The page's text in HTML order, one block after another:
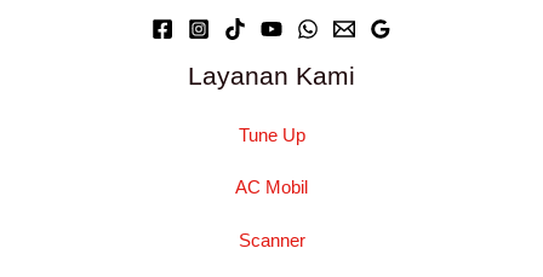
Layanan Kami
Tune Up
AC Mobil
Scanner